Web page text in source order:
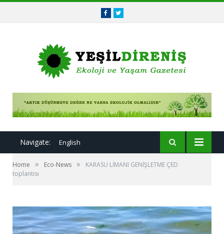
FacebookTwitter
Navigate: English
Home » Eco-News »
KARASU LİMANI GENİŞLETME ÇED
toplantısı